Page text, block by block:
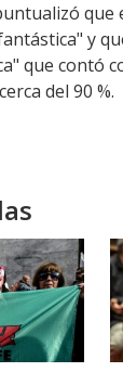
que
y
que contó
del 90 %.